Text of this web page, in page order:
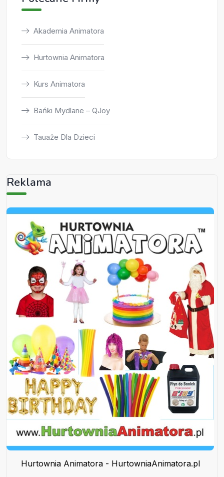
Akademia Animatora
Hurtownia Animatora
Kurs Animatora
Bańki Mydlane – QJoy
Tauaże Dla Dzieci
Reklama
Hurtownia Animatora - HurtowniaAnimatora.pl